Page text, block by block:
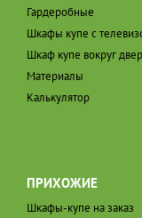
Гардеробные
Шкафы купе с
Шкаф купе вокруг
Материалы
Калькулятор
ПРИХОЖИЕ
Шкафы-купе на заказ